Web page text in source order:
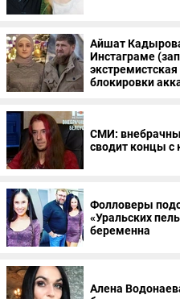
Айшат
Инстаграме
блокировки
СМИ:
сводит концы с
Фолловеры
«Уральских
беременна
Алена